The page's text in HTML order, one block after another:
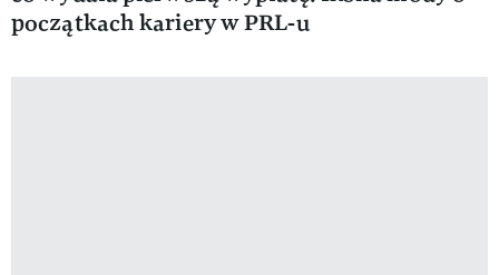
początkach kariery w PRL-u